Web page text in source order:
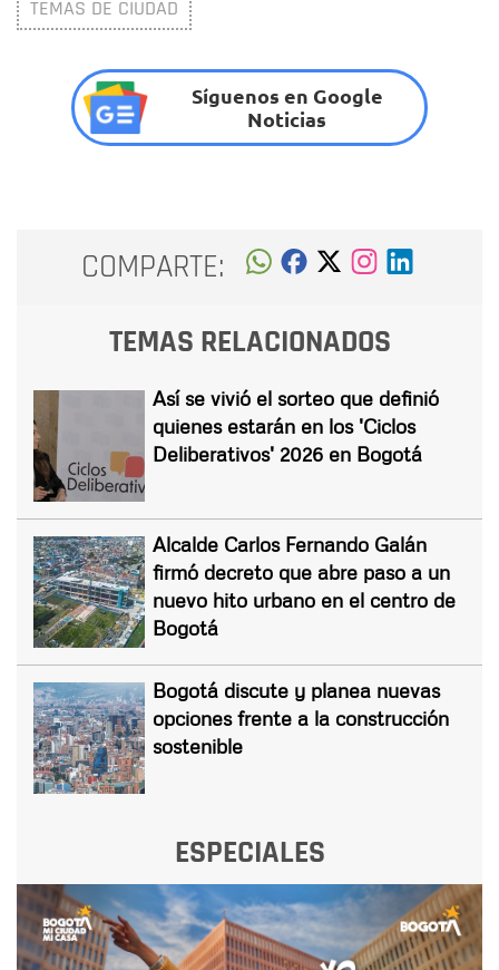
TEMAS DE CIUDAD
Síguenos en Google
Noticias
COMPARTE:
TEMAS RELACIONADOS
Así se vivió el sorteo que definió
quienes estarán en los 'Ciclos
Deliberativos' 2026 en Bogotá
Alcalde Carlos Fernando Galán
firmó decreto que abre paso a un
nuevo hito urbano en el centro de
Bogotá
Bogotá discute y planea nuevas
opciones frente a la construcción
sostenible
ESPECIALES